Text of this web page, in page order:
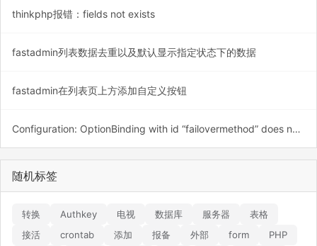
thinkphp报错：fields not exists
fastadmin列表数据去重以及默认显示指定状态下的数据
fastadmin在列表页上方添加自定义按钮
Configuration: OptionBinding with id “failovermethod” does not exist
随机标签
转换 Authkey 电视 数据库 服务器
表格
接活
crontab 添加 报备 外部 form
PHP